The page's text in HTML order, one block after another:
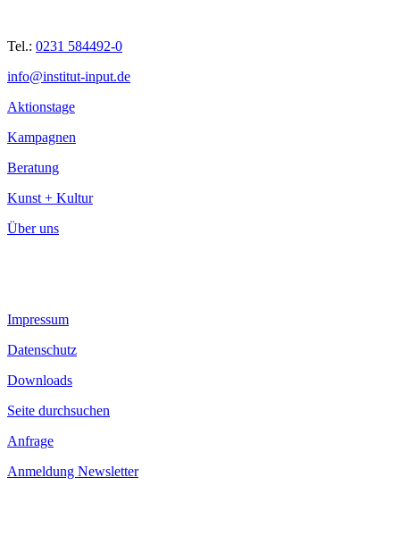
Tel.: 0231 584492-0
info@institut-input.de
Aktionstage
Kampagnen
Beratung
Kunst + Kultur
Über uns
Impressum
Datenschutz
Downloads
Seite durchsuchen
Anfrage
Anmeldung Newsletter